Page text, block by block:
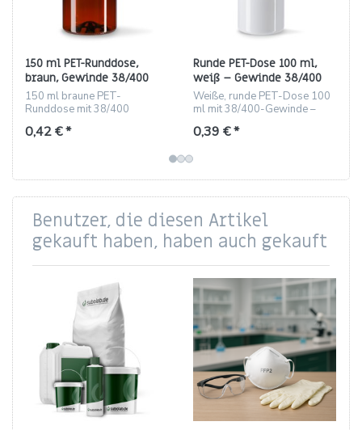
150 ml PET-Runddose,
braun, Gewinde 38/400
150 ml braune PET-
Runddose mit 38/400
ideal für Kosmetik- und
0,42 € *
Runde PET-Dose 100 ml,
weiß – Gewinde 38/400
Weiße, runde PET-Dose 100
ml mit 38/400-Gewinde –
Verpackung
0,39 € *
Benutzer, die diesen Artikel
gekauft haben, haben auch gekauft